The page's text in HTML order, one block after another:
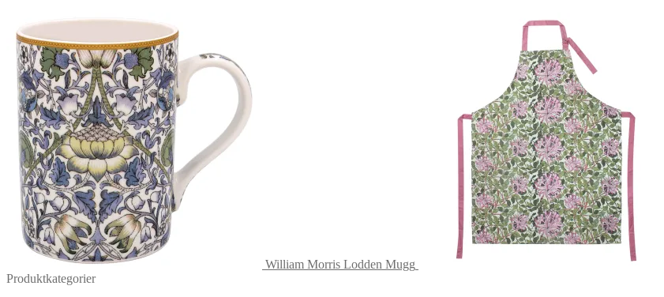
priset
570kr.
priset
499kr.
William Morris Lodden Mugg
Produktkategorier